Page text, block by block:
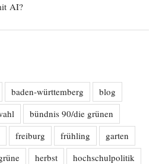
AI?
baden-württemberg
blog
bündnis 90/die grünen
freiburg frühling
garten
herbst
hochschulpolitik